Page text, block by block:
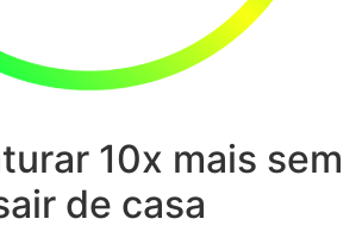
10x mais sem
de casa